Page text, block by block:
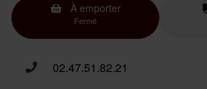
À emporter
Fermé
02.47.51.82.21